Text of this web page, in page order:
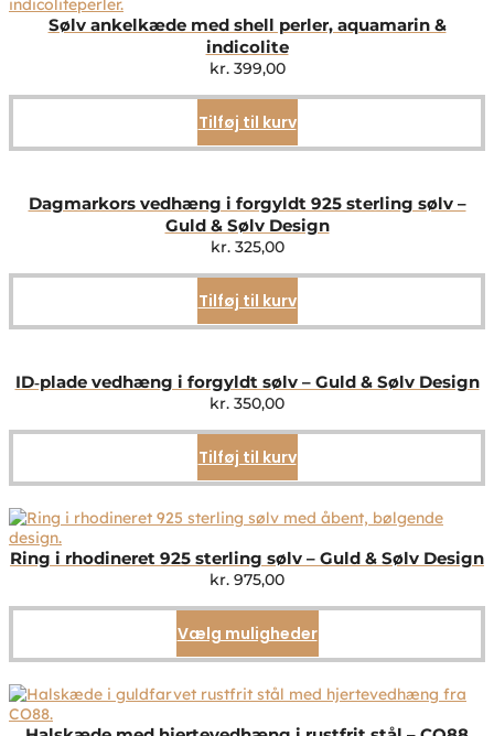
Sølv ankelkæde med shell perler, aquamarin &
indicolite
kr.399,00
Tilføj til kurv
Dagmarkors vedhæng i forgyldt 925 sterling sølv –
Guld & Sølv Design
kr.325,00
Tilføj til kurv
ID‑plade vedhæng i forgyldt sølv – Guld & Sølv Design
kr. 350,00
Tilføj til kurv
Ring i rhodineret 925 sterling sølv – Guld & Sølv Design
kr. 975,00
Vælg mulighederDette
vare
flere